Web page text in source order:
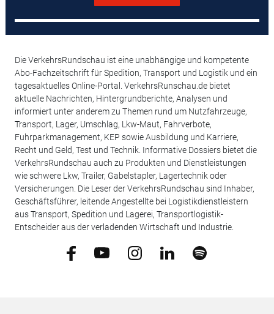
Die VerkehrsRundschau ist eine unabhängige und kompetente
Abo-Fachzeitschrift für Spedition, Transport und Logistik und ein
tagesaktuelles Online-Portal. VerkehrsRunschau.de bietet
aktuelle Nachrichten, Hintergrundberichte, Analysen und
informiert unter anderem zu Themen rund um Nutzfahrzeuge,
Transport, Lager, Umschlag, Lkw-Maut, Fahrverbote,
Fuhrparkmanagement, KEP sowie Ausbildung und Karriere,
Recht und Geld, Test und Technik. Informative Dossiers bietet die
VerkehrsRundschau auch zu Produkten und Dienstleistungen
wie schwere Lkw, Trailer, Gabelstapler, Lagertechnik oder
Versicherungen. Die Leser der VerkehrsRundschau sind Inhaber,
Geschäftsführer, leitende Angestellte bei Logistikdienstleistern
aus Transport, Spedition und Lagerei, Transportlogistik-
Entscheider aus der verladenden Wirtschaft und Industrie.